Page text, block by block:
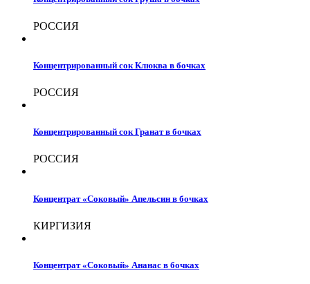
РОССИЯ
Концентрированный сок Клюква в бочках
РОССИЯ
Концентрированный сок Гранат в бочках
РОССИЯ
Концентрат «Соковый» Апельсин в бочках
КИРГИЗИЯ
Концентрат «Соковый» Ананас в бочках